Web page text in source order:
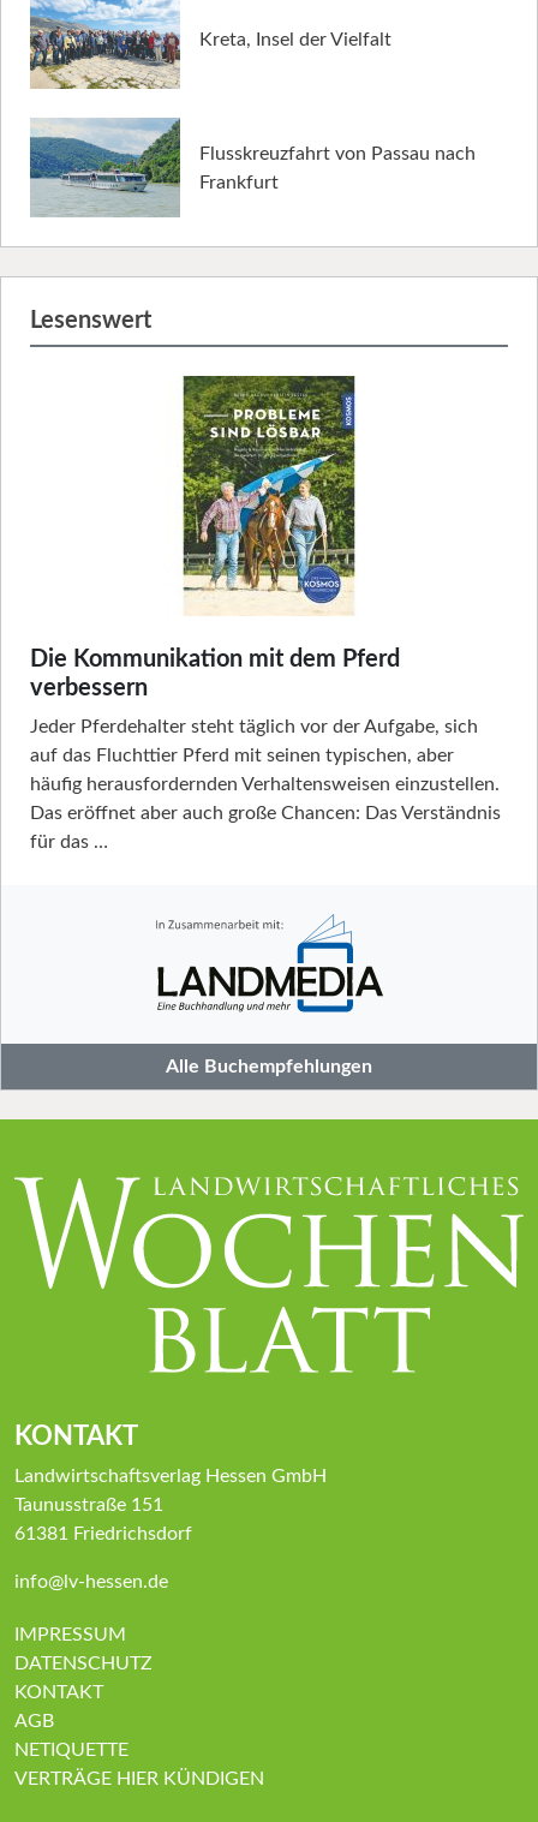
Kreta, Insel der Vielfalt
Flusskreuzfahrt von Passau nach
Frankfurt
Lesenswert
Die Kommunikation mit dem Pferd
verbessern
Jeder Pferdehalter steht täglich vor der Aufgabe, sich
auf das Fluchttier Pferd mit seinen typischen, aber
häufig herausfordernden Verhaltensweisen einzustellen.
Das eröffnet aber auch große Chancen: Das Verständnis
für das …
Alle Buchempfehlungen
KONTAKT
Landwirtschaftsverlag Hessen GmbH
Taunusstraße 151
61381 Friedrichsdorf
info@lv-hessen.de
IMPRESSUM
DATENSCHUTZ
KONTAKT
AGB
NETIQUETTE
VERTRÄGE HIER KÜNDIGEN